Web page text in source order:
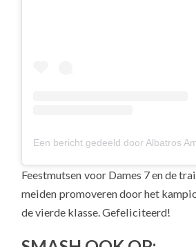
Feestmutsen voor Dames 7 en de
meiden promoveren door het
de vierde klasse. Gefeliciteerd!